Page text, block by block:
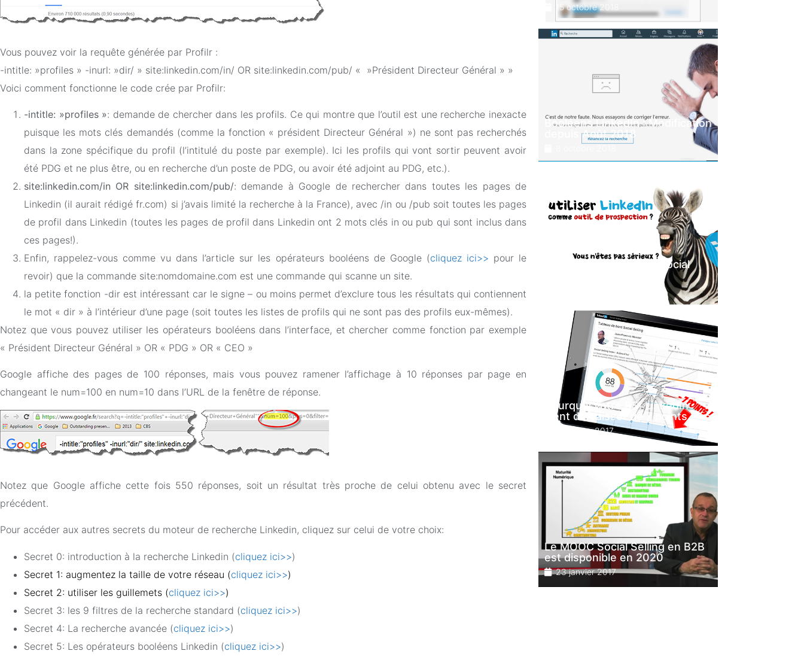
Vous pouvez voir la requête générée par Profilr :
-intitle: »profiles » -inurl: »dir/ » site:linkedin.com/in/ OR site:linkedin.com/pub/ « »Président Directeur Général » »
Voici comment fonctionne le code crée par Profilr:
-intitle: »profiles »: demande de chercher dans les profils. Ce qui montre que l’outil est une recherche inexacte
puisque les mots clés demandés (comme la fonction « président Directeur Général ») ne sont pas recherchés
dans la zone spécifique du profil (l’intitulé du poste par exemple). Ici les profils qui vont sortir peuvent avoir
été PDG et ne plus être, ou en recherche d’un poste de PDG, ou avoir été adjoint au PDG, etc.).
site:linkedin.com/in OR site:linkedin.com/pub/: demande à Google de rechercher dans toutes les pages de
Linkedin (il aurait rédigé fr.com) si j’avais limité la recherche à la France), avec /in ou /pub soit toutes les pages
de profil dans Linkedin (toutes les pages de profil dans Linkedin ont 2 mots clés in ou pub qui sont inclus dans
ces pages!).
Enfin, rappelez-vous comme vu dans l’article sur les opérateurs booléens de Google (cliquez ici>> pour le
revoir) que la commande site:nomdomaine.com est une commande qui scanne un site.
la petite fonction -dir est intéressant car le signe – ou moins permet d’exclure tous les résultats qui contiennent
le mot « dir » à l’intérieur d’une page (soit toutes les listes de profils qui ne sont pas des profils eux-mêmes).
Notez que vous pouvez utiliser les opérateurs booléens dans l’interface, et chercher comme fonction par exemple
« Président Directeur Général » OR « PDG » OR « CEO »
Google affiche des pages de 100 réponses, mais vous pouvez ramener l’affichage à 10 réponses par page en
changeant le num=100 en num=10 dans l’URL de la fenêtre de réponse.
Notez que Google affiche cette fois 550 réponses, soit un résultat très proche de celui obtenu avec le secret
précédent.
Pour accéder aux autres secrets du moteur de recherche Linkedin, cliquez sur celui de votre choix:
Secret 0: introduction à la recherche Linkedin (cliquez ici>>)
Secret 1: augmentez la taille de votre réseau (cliquez ici>>)
Secret 2: utiliser les guillemets (cliquez ici>>)
Secret 3: les 9 filtres de la recherche standard (cliquez ici>>)
Secret 4: La recherche avancée (cliquez ici>>)
Secret 5: Les opérateurs booléens Linkedin (cliquez ici>>)
15 octobre 2018
Booléens LinkedIn : Modification
depuis Août 2018
LinkedIn pour faire du social
selling ? Quelle blague !
Pourquoi votre SSI LinkedIn
vient de baisser de 7 points ?
14 février 2017
Le MOOC Social Selling en B2B
est disponible en 2020
23 janvier 2017